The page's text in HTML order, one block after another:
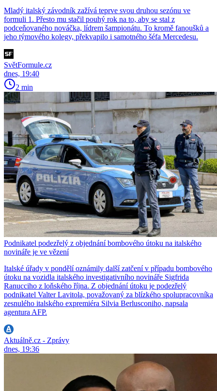
Mladý italský závodník zažívá teprve svou druhou sezónu ve
formuli 1. Přesto mu stačil pouhý rok na to, aby se stal z
podceňovaného nováčka, lídrem šampionátu. To kromě fanoušků a
jeho týmového kolegy, překvapilo i samotného šéfa Mercedesu.
SvětFormule.cz
dnes, 19:40
2 min
Podnikatel podezřelý z objednání bombového útoku na italského
novináře je ve vězení
Italské úřady v pondělí oznámily další zatčení v případu bombového
útoku na vozidla italského investigativního novináře Sigfrida
Ranucciho z loňského října. Z objednání útoku je podezřelý
podnikatel Valter Lavitola, považovaný za blízkého spolupracovníka
zesnulého italského expremiéra Silvia Berlusconiho, napsala
agentura AFP.
Aktuálně.cz - Zprávy
dnes, 19:36